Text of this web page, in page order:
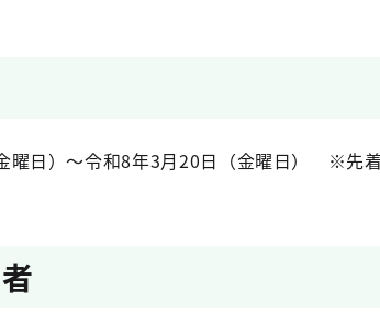
曜日）～令和8年3月20日（金曜日） ※先